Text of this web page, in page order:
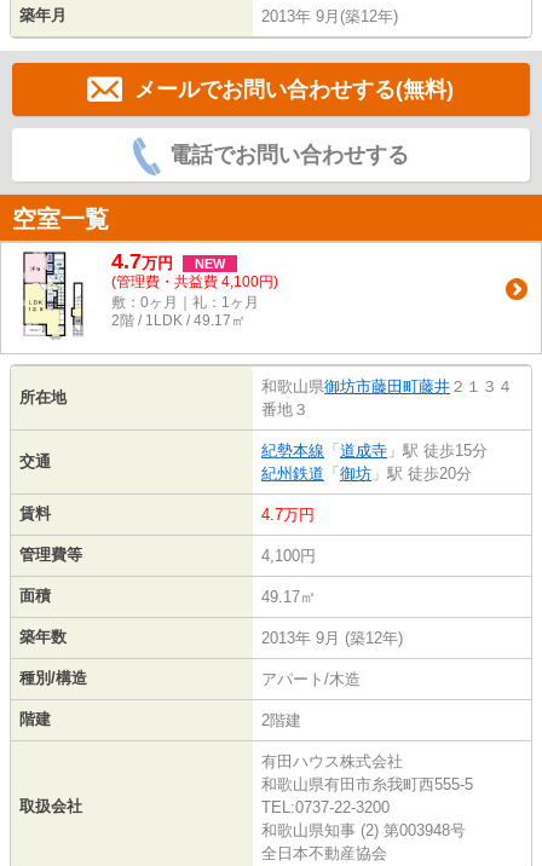
築年月 2013年 9月(築12年)
メールでお問い合わせする(無料)
電話でお問い合わせする
空室一覧
4.7万円 NEW
(管理費・共益費 4,100円)
敷：0ヶ月｜礼：1ヶ月
2階 / 1LDK / 49.17㎡
所在地
和歌山県御坊市藤田町藤井 ２１３４
番地３
交通
紀勢本線 「 道成寺 」駅 徒歩15分
紀州鉄道 「 御坊 」駅 徒歩20分
賃料 4.7万円
管理費等 4,100円
面積 49.17㎡
築年数 2013年 9月 (築12年)
種別/構造 アパート/木造
階建 2階建
取扱会社
有田ハウス株式会社
和歌山県有田市糸我町西555-5
TEL:0737-22-3200
和歌山県知事 (2) 第003948号
全日本不動産協会